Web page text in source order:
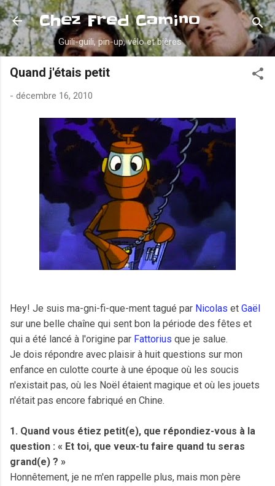
Accéder au contenu principal
Chez Fred Camino
Guili-guili, pin-up, vélo et bières
Quand j'étais petit
- décembre 16, 2010
Hey! Je suis ma-gni-fi-que-ment tagué par Nicolas et Gaël
sur une belle chaîne qui sent bon la période des fêtes et
qui a été lancé à l'origine par Fattorius que je salue.
Je dois répondre avec plaisir à huit questions sur mon
enfance en culotte courte à une époque où les soucis
n'existait pas, où les Noël étaient magique et où les jouets
n'était pas encore fabriqué en Chine.
1. Quand vous étiez petit(e), que répondiez-vous à la
question : « Et toi, que veux-tu faire quand tu seras
grand(e) ? »
Honnêtement, je ne m'en rappelle plus, mais mon père